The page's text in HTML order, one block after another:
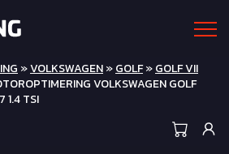
»VOLKSWAGEN»GOLF»GOLF VII
VOLKSWAGEN GOLF
1.4 TSI